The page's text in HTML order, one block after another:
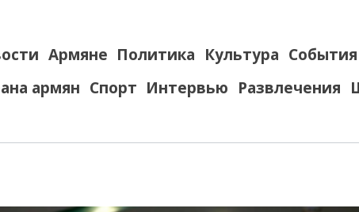
Армяне Политика Культура События
армян Спорт Интервью Развлечения